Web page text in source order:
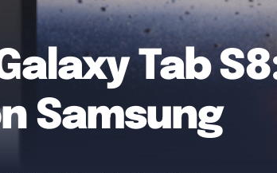
Tab
Samsung